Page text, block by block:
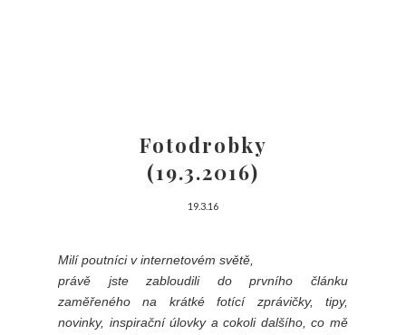
Fotodrobky
(19.3.2016)
19.3.16
Milí poutníci v internetovém světě,
právě jste zabloudili do prvního článku
zaměřeného na krátké fotící zprávičky, tipy,
novinky, inspirační úlovky a cokoli dalšího, co mě